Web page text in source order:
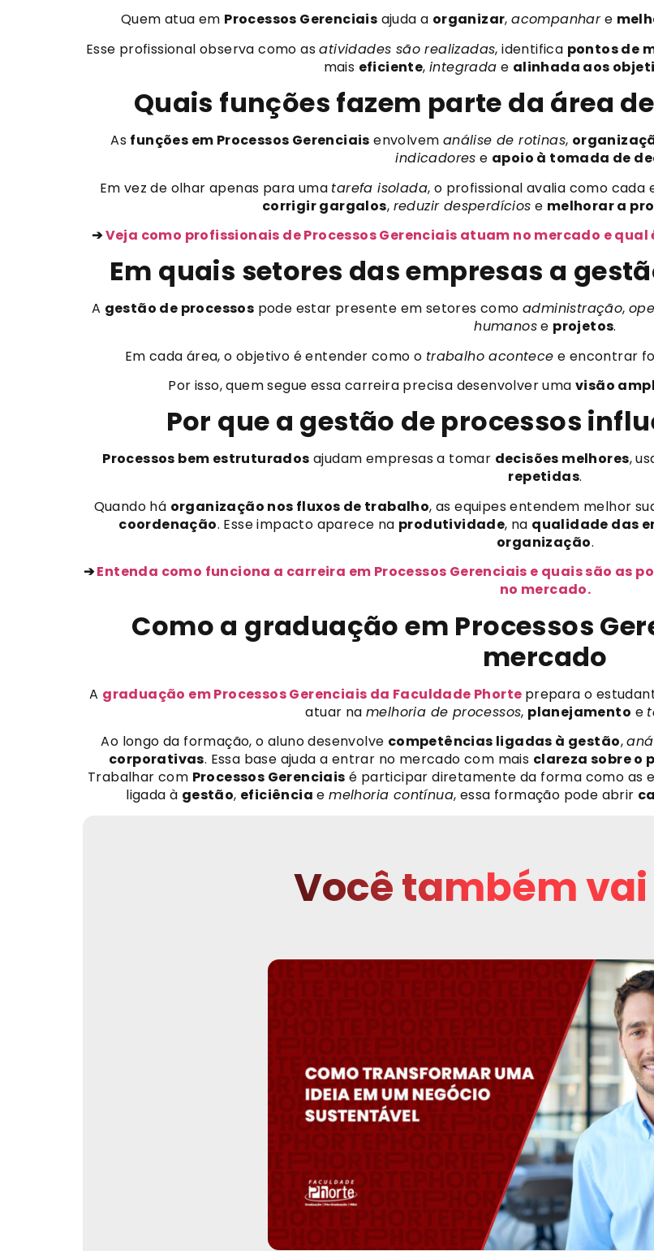
Quem atua em Processos Gerenciais ajuda a organizar,acompanhare
Esse profissional observa como asatividades são realizadas, identifica pontos de
mais eficiente, integrada e alinhada aos
Quais funções fazem parte da área
As funções em Processos Gerenciais envolvem análise de rotinas,
indicadores e apoio à tomada de
Em vez de olhar apenas para uma tarefa isolada, o profissional avalia como
corrigir gargalos, reduzir desperdícios e melhorar a
➔Veja como profissionais de Processos Gerenciais atuam no mercado e
Em quais setores das empresas a
A gestão de processos pode estar presente em setores comoadministração,
humanose projetos.
Em cada área, o objetivo é entender como o trabalho acontece e encontrar
Por isso, quem segue essa carreira precisa desenvolver uma visão
Por que a gestão de processos
Processos bem estruturados ajudam empresas a tomar decisões melhores,
repetidas.
Quando há organização nos fluxos de trabalho, as equipes entendem melhor
coordenação. Esse impacto aparece na produtividade, na qualidade das
organização.
➔Entenda como funciona a carreira em Processos Gerenciais e quais são as
no mercado.
Como a graduação em Processos
mercado
A graduação em Processos Gerenciais da Faculdade Phorte prepara o
atuar namelhoria de processos, planejamento e
Ao longo da formação, o aluno desenvolve competências ligadas à gestão,
corporativas. Essa base ajuda a entrar no mercado com mais clareza sobre o
Trabalhar com Processos Gerenciais é participar diretamente da forma como as
ligada à gestão, eficiência emelhoria contínua, essa formação pode abrir
Você também